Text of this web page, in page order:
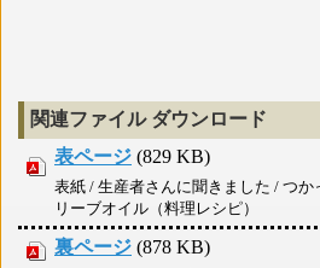
関連ファイル ダウンロード
表ページ (829 KB)
表紙 / 生産者さんに聞きました / つか
リーブオイル（料理レシピ）
裏ページ (878 KB)